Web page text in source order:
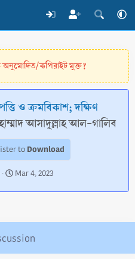
অনুমোদিত/কপিরাইট মুক্ত?
ও ক্রমবিকাশ; দক্ষিণ
আসাদুল্লাহ আল-গালিব
to Download
C
e
o
n
Mar 4, 2023